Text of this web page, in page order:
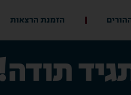
הזמנת הרצאות